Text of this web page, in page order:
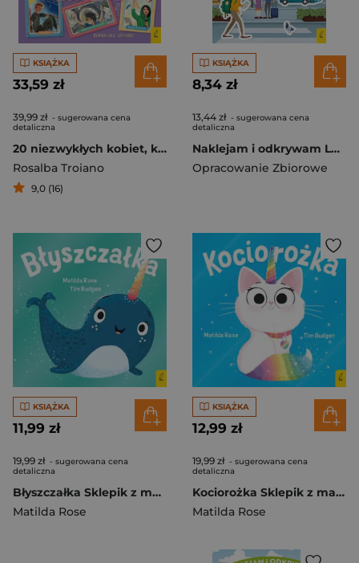
KSIĄŻKA
33,59 zł
39,99 zł - sugerowana cena
detaliczna
20 niezwykłych kobiet, które zmieniają świat. Inspirujące historie
Rosalba Troiano
9,0 (16)
KSIĄŻKA
8,34 zł
13,44 zł - sugerowana cena
detaliczna
Naklejam i odkrywam Lotnisko
Opracowanie Zbiorowe
KSIĄŻKA
11,99 zł
19,99 zł - sugerowana cena
detaliczna
Błyszczałka Sklepik z magicznymi zwierzętami
Matilda Rose
KSIĄŻKA
12,99 zł
19,99 zł - sugerowana cena
detaliczna
Kociorożka Sklepik z magicznymi zwierzętami
Matilda Rose